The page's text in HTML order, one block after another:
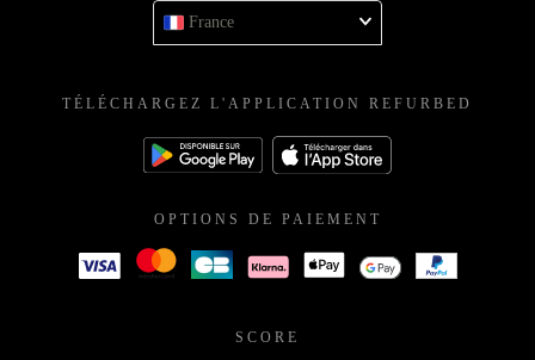
France
TÉLÉCHARGEZ L'APPLICATION REFURBED
OPTIONS DE PAIEMENT
SCORE